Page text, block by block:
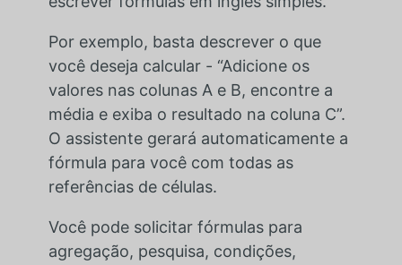
Por exemplo, basta descrever o que
você deseja calcular - “Adicione os
valores nas colunas A e B, encontre a
média e exiba o resultado na coluna C”.
O assistente gerará automaticamente a
fórmula para você com todas as
referências de células.
Você pode solicitar fórmulas para
agregação, pesquisa, condições,